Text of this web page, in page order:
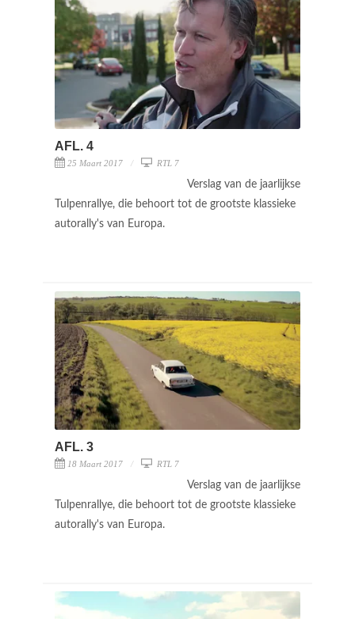
AFL. 4
25 Maart 2017 RTL 7
Verslag van de jaarlijkse
Tulpenrallye, die behoort tot de grootste klassieke
autorally's van Europa.
AFL. 3
18 Maart 2017 RTL 7
Verslag van de jaarlijkse
Tulpenrallye, die behoort tot de grootste klassieke
autorally's van Europa.